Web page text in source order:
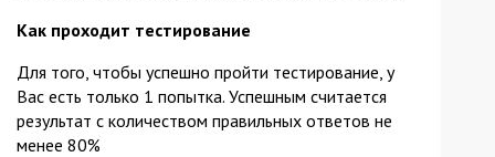
Как проходит тестирование
Для того, чтобы успешно пройти тестирование, у
Вас есть только 1 попытка. Успешным считается
результат с количеством правильных ответов не
менее 80%